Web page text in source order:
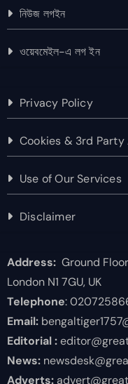
নিউজ লগইন
ওয়েবমেইল-এ লগ ইন
Privacy Policy
Cookies & 3rd
Use of Our Services
Disclaimer
Address:Ground
London N1 7GU, UK
Telephone:
Email:
Editorial :
News:
Adverts: